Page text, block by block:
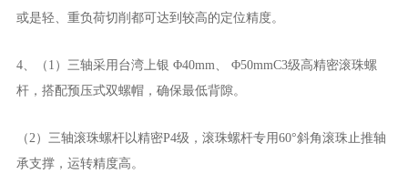
或是轻、重负荷切削都可达到较高的定位精度。
4、（1）三轴采用台湾上银 Φ40mm、 Φ50mmC3级高精密滚珠螺
杆，搭配预压式双螺帽，确保最低背隙。
（2）三轴滚珠螺杆以精密P4级，滚珠螺杆专用60°斜角滚珠止推轴
承支撑，运转精度高。